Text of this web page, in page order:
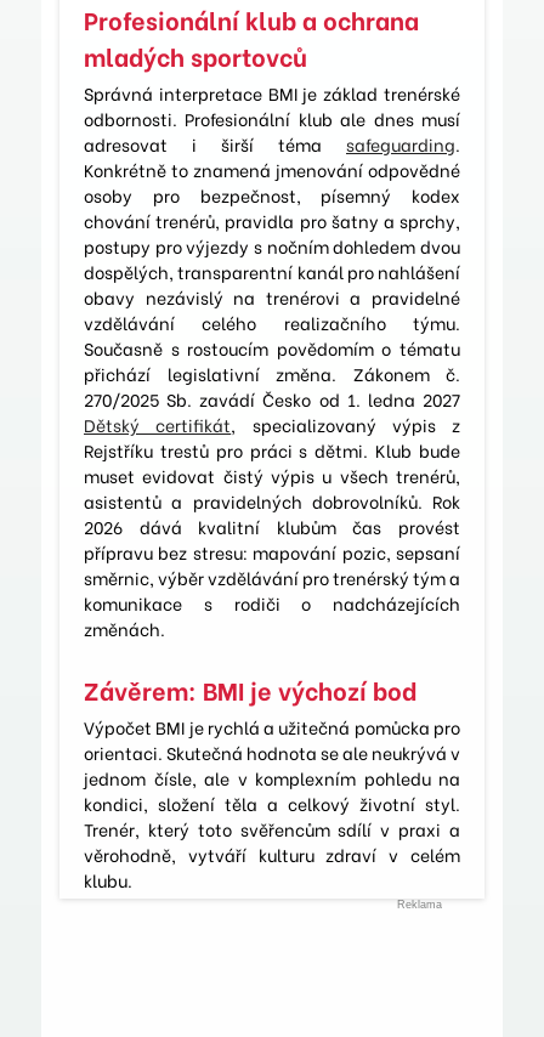
Profesionální klub a ochrana
mladých sportovců
Správná interpretace BMI je základ trenérské
odbornosti. Profesionální klub ale dnes musí
adresovat i širší téma safeguarding.
Konkrétně to znamená jmenování odpovědné
osoby pro bezpečnost, písemný kodex
chování trenérů, pravidla pro šatny a sprchy,
postupy pro výjezdy s nočním dohledem dvou
dospělých, transparentní kanál pro nahlášení
obavy nezávislý na trenérovi a pravidelné
vzdělávání celého realizačního týmu.
Současně s rostoucím povědomím o tématu
přichází legislativní změna. Zákonem č.
270/2025 Sb. zavádí Česko od 1. ledna 2027
Dětský certifikát, specializovaný výpis z
Rejstříku trestů pro práci s dětmi. Klub bude
muset evidovat čistý výpis u všech trenérů,
asistentů a pravidelných dobrovolníků. Rok
2026 dává kvalitní klubům čas provést
přípravu bez stresu: mapování pozic, sepsaní
směrnic, výběr vzdělávání pro trenérský tým a
komunikace s rodiči o nadcházejících
změnách.
Závěrem: BMI je výchozí bod
Výpočet BMI je rychlá a užitečná pomůcka pro
orientaci. Skutečná hodnota se ale neukrývá v
jednom čísle, ale v komplexním pohledu na
kondici, složení těla a celkový životní styl.
Trenér, který toto svěřencům sdílí v praxi a
věrohodně, vytváří kulturu zdraví v celém
klubu.